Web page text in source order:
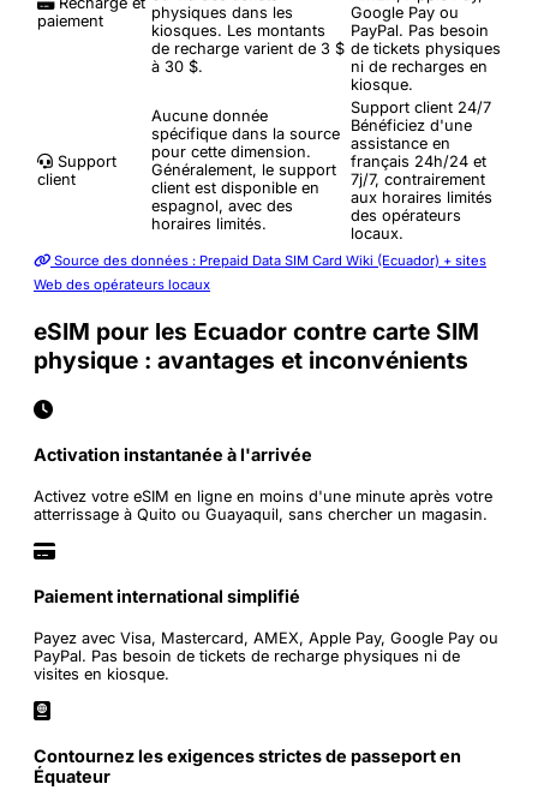
paiement
physiques dans les
kiosques. Les montants
de recharge varient de 3 $
à 30 $.
Google Pay ou
PayPal. Pas besoin
de tickets physiques
ni de recharges en
kiosque.
Support
client
Aucune donnée
spécifique dans la source
pour cette dimension.
Généralement, le support
client est disponible en
espagnol, avec des
horaires limités.
Support client 24/7
Bénéficiez d'une
assistance en
français 24h/24 et
7j/7, contrairement
aux horaires limités
des opérateurs
locaux.
Source des données : Prepaid Data SIM Card Wiki (Ecuador) + sites
Web des opérateurs locaux
eSIM pour les Ecuador contre carte SIM
physique : avantages et inconvénients
Activation instantanée à l'arrivée
Activez votre eSIM en ligne en moins d'une minute après votre
atterrissage à Quito ou Guayaquil, sans chercher un magasin.
Paiement international simplifié
Payez avec Visa, Mastercard, AMEX, Apple Pay, Google Pay ou
PayPal. Pas besoin de tickets de recharge physiques ni de
visites en kiosque.
Contournez les exigences strictes de passeport en
Équateur